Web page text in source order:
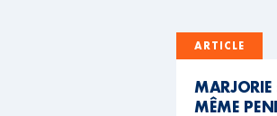
ARTICLE
MARJORIE
MÊME